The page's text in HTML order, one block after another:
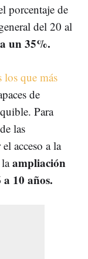
porcentaje de
del 20 al
un 35%.
los que más
de
Para
las
acceso a la
ampliación
10 años.